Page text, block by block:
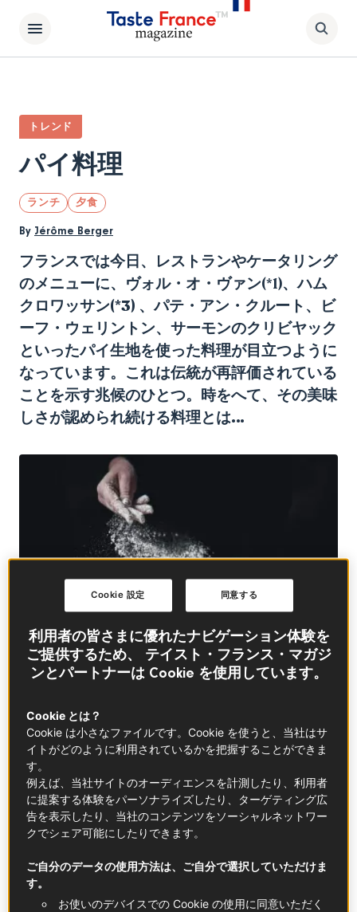
トレンド
パイ料理
ランチ 夕食
By Jérôme Berger
フランスでは今日、レストランやケータリング
のメニューに、ヴォル・オ・ヴァン(*1)、ハム
クロワッサン(*3) 、パテ・アン・クルート、ビ
ーフ・ウェリントン、サーモンのクリビヤック
といったパイ生地を使った料理が目立つように
なっています。これは伝統が再評価されている
ことを示す兆候のひとつ。時をへて、その美味
しさが認められ続ける料理とは…
© ©GMVozd
あらゆるソースと合う
2022年スタート早々、グルメファンが興奮するニュー
スが飛び込んできました。アラン・デュカスの後を継
いでプラザ・アテネの総料理長に就任したジャン・ア
ンベールによるガストロノミーレストランがリニュー
アルオープンしたのです！ファレル・ウィリアムスの
てくれるのでしょう。それはどうやら、フランス料理
の古典的なレパートリーや何世紀も前に作られたレシ
ピを再解釈することのようです。彼の料理は驚きであ
利用者の皆さまに優れたナビゲーション体験を
ご提供するため、 テイスト・フランス・マガジ
ンとパートナーは Cookie を使用しています。
Cookie とは？
Cookie は小さなファイルです。Cookie を使うと、当社はサ
イトがどのように利用されているかを把握することができま
す。
例えば、当社サイトのオーディエンスを計測したり、利用者
に提案する体験をパーソナライズしたり、ターゲティング広
告を表示したり、当社のコンテンツをソーシャルネットワー
クでシェア可能にしたりできます。
ご自分のデータの使用方法は、ご自分で選択していただけま
す。
お使いのデバイスでの Cookie の使用に同意いただく
同意する
Cookie 設定